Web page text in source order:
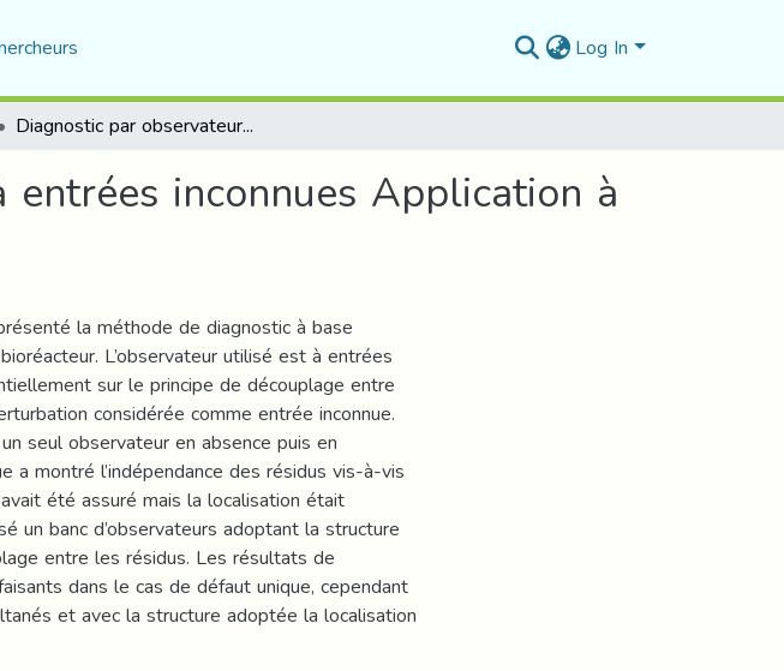
Log In
Diagnostic par observateurs d’états à entrées inconnues Application à un bioréacteur.
inconnues Application à
la méthode de diagnostic à base
L’observateur utilisé est à entrées
sur le principe de découplage entre
considérée comme entrée inconnue.
seul observateur en absence puis en
a montré l’indépendance des résidus vis-à-vis
été assuré mais la localisation était
un banc d’observateurs adoptant la structure
entre les résidus. Les résultats de
dans le cas de défaut unique, cependant
et avec la structure adoptée la localisation